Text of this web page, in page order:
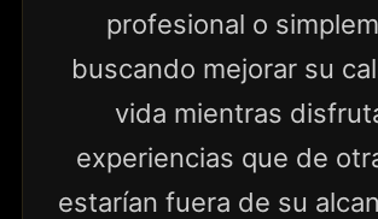
profesional o
buscando mejorar su
vida mientras
experiencias que de
estarían fuera de su